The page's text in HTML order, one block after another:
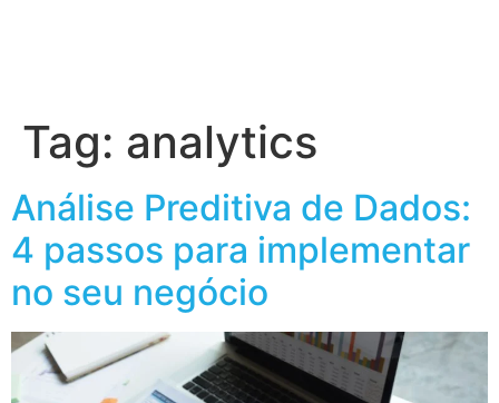
Tag: analytics
Análise Preditiva de Dados:
4 passos para implementar
no seu negócio